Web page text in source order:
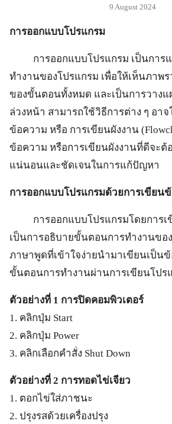
9 August 2024
การออกแบบโปรแกรม
การออกแบบโปรแกรม เป็นการแ
ทำงานของโปรแกรม เพื่อให้เห็นภาพ
ของขั้นตอนทั้งหมด และเป็นการวางแ
ล่วงหน้า สามารถใช้วิธีการต่าง ๆ อา
ข้อความ หรือ การเขียนผังงาน
ข้อความ หรือการเขียนผังงานที่ดีจะต้
แน่นอนและชัดเจนในการแก้ปัญหา
การออกแบบโปรแกรมด้วยการเขียน
การออกแบบโปรแกรมโดยการเ
เป็นการอธิบายขั้นตอนการทำงานขอ
ภาษาพูดที่เข้าใจง่ายนำมาเขียนเป็น
ขั้นตอนการทำงานผ่านการเขียนโปร
ตัวอย่างที่ 1 การปิดคอมพิวเตอร์
1. คลิกปุ่ม Start
2. คลิกปุ่ม Power
3. คลิกเลือกคำสั่ง Shut Down
ตัวอย่างที่ 2 การทอดไข่เจียว
1. ตอกไข่ใส่ภาชนะ
2. ปรุงรสด้วยเครื่องปรุง